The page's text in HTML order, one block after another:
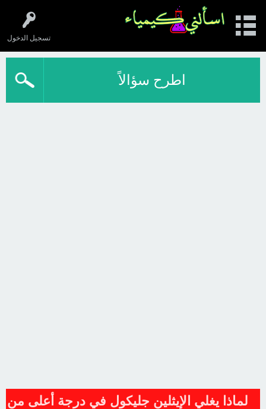
تسجيل الدخول
اطرح سؤالاً
لماذا يغلي الإيثلين جليكول في درجة أعلى من